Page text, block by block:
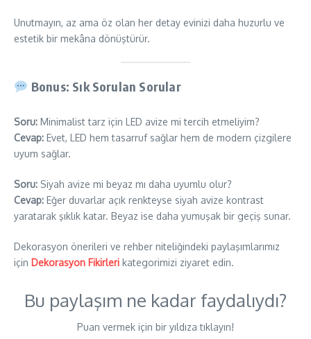
Unutmayın, az ama öz olan her detay evinizi daha huzurlu ve
estetik bir mekâna dönüştürür.
Bonus: Sık Sorulan Sorular
Soru: Minimalist tarz için LED avize mi tercih etmeliyim?
Cevap: Evet, LED hem tasarruf sağlar hem de modern çizgilere
uyum sağlar.
Soru: Siyah avize mi beyaz mı daha uyumlu olur?
Cevap: Eğer duvarlar açık renkteyse siyah avize kontrast
yaratarak şıklık katar. Beyaz ise daha yumuşak bir geçiş sunar.
Dekorasyon önerileri ve rehber niteliğindeki paylaşımlarımız
için Dekorasyon Fikirleri kategorimizi ziyaret edin.
Bu paylaşım ne kadar faydalıydı?
Puan vermek için bir yıldıza tıklayın!